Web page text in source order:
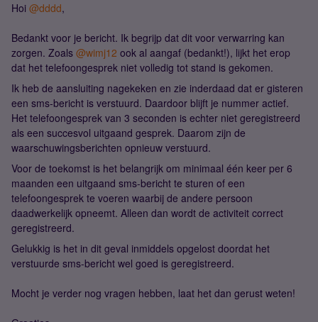
Hoi ​ @dddd,
Bedankt voor je bericht. Ik begrijp dat dit voor verwarring kan
zorgen. Zoals ​ @wimj12 ook al aangaf (bedankt!), lijkt het erop
dat het telefoongesprek niet volledig tot stand is gekomen.
Ik heb de aansluiting nagekeken en zie inderdaad dat er gisteren
een sms-bericht is verstuurd. Daardoor blijft je nummer actief.
Het telefoongesprek van 3 seconden is echter niet geregistreerd
als een succesvol uitgaand gesprek. Daarom zijn de
waarschuwingsberichten opnieuw verstuurd.
Voor de toekomst is het belangrijk om minimaal één keer per 6
maanden een uitgaand sms-bericht te sturen of een
telefoongesprek te voeren waarbij de andere persoon
daadwerkelijk opneemt. Alleen dan wordt de activiteit correct
geregistreerd.
Gelukkig is het in dit geval inmiddels opgelost doordat het
verstuurde sms-bericht wel goed is geregistreerd.
Mocht je verder nog vragen hebben, laat het dan gerust weten!